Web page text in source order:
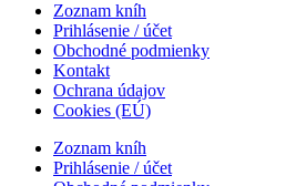
Zoznam kníh
Prihlásenie / účet
Obchodné podmienky
Kontakt
Ochrana údajov
Cookies (EÚ)
Zoznam kníh
Prihlásenie / účet